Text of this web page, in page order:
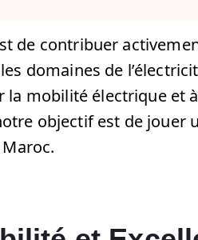
de contribuer
domaines de
mobilité électrique et
objectif est de jouer